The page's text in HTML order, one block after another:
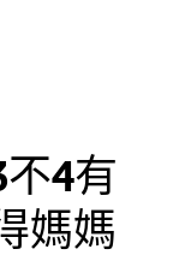
4有
媽媽